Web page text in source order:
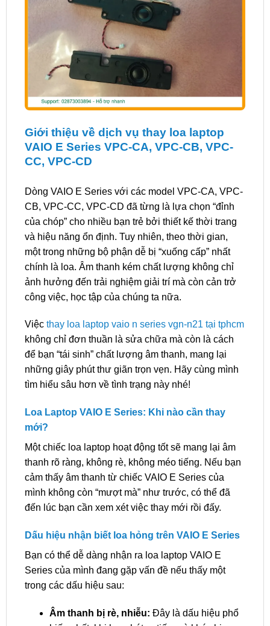
Giới thiệu về dịch vụ thay loa laptop
VAIO E Series VPC-CA, VPC-CB, VPC-
CC, VPC-CD
Dòng VAIO E Series với các model VPC-CA, VPC-
CB, VPC-CC, VPC-CD đã từng là lựa chọn “đỉnh
của chóp” cho nhiều bạn trẻ bởi thiết kế thời trang
và hiệu năng ổn định. Tuy nhiên, theo thời gian,
một trong những bộ phận dễ bị “xuống cấp” nhất
chính là loa. Âm thanh kém chất lượng không chỉ
ảnh hưởng đến trải nghiệm giải trí mà còn cản trở
công việc, học tập của chúng ta nữa.
Việc thay loa laptop vaio n series vgn-n21 tại tphcm
không chỉ đơn thuần là sửa chữa mà còn là cách
để bạn “tái sinh” chất lượng âm thanh, mang lại
những giây phút thư giãn trọn vẹn. Hãy cùng mình
tìm hiểu sâu hơn về tình trạng này nhé!
Loa Laptop VAIO E Series: Khi nào cần thay
mới?
Một chiếc loa laptop hoạt động tốt sẽ mang lại âm
thanh rõ ràng, không rè, không méo tiếng. Nếu bạn
cảm thấy âm thanh từ chiếc VAIO E Series của
mình không còn “mượt mà” như trước, có thể đã
đến lúc bạn cần xem xét việc thay mới rồi đấy.
Dấu hiệu nhận biết loa hỏng trên VAIO E Series
Bạn có thể dễ dàng nhận ra loa laptop VAIO E
Series của mình đang gặp vấn đề nếu thấy một
trong các dấu hiệu sau:
Âm thanh bị rè, nhiễu: Đây là dấu hiệu phổ